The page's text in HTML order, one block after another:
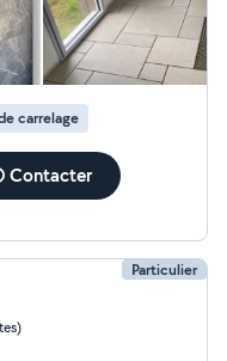
carrelage
Contacter
Particulier